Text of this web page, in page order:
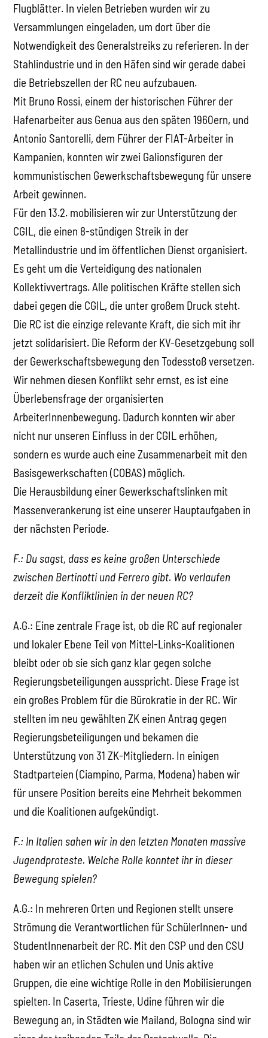
Flugblätter. In vielen Betrieben wurden wir zu
Versammlungen eingeladen, um dort über die
Notwendigkeit des Generalstreiks zu referieren. In der
Stahlindustrie und in den Häfen sind wir gerade dabei
die Betriebszellen der RC neu aufzubauen.
Mit Bruno Rossi, einem der historischen Führer der
Hafenarbeiter aus Genua aus den späten 1960ern, und
Antonio Santorelli, dem Führer der FIAT-Arbeiter in
Kampanien, konnten wir zwei Galionsfiguren der
kommunistischen Gewerkschaftsbewegung für unsere
Arbeit gewinnen.
Für den 13.2. mobilisieren wir zur Unterstützung der
CGIL, die einen 8-stündigen Streik in der
Metallindustrie und im öffentlichen Dienst organisiert.
Es geht um die Verteidigung des nationalen
Kollektivvertrags. Alle politischen Kräfte stellen sich
dabei gegen die CGIL, die unter großem Druck steht.
Die RC ist die einzige relevante Kraft, die sich mit ihr
jetzt solidarisiert. Die Reform der KV-Gesetzgebung soll
der Gewerkschaftsbewegung den Todesstoß versetzen.
Wir nehmen diesen Konflikt sehr ernst, es ist eine
Überlebensfrage der organisierten
ArbeiterInnenbewegung. Dadurch konnten wir aber
nicht nur unseren Einfluss in der CGIL erhöhen,
sondern es wurde auch eine Zusammenarbeit mit den
Basisgewerkschaften (COBAS) möglich.
Die Herausbildung einer Gewerkschaftslinken mit
Massenverankerung ist eine unserer Hauptaufgaben in
der nächsten Periode.
F.: Du sagst, dass es keine großen Unterschiede
zwischen Bertinotti und Ferrero gibt. Wo verlaufen
derzeit die Konfliktlinien in der neuen RC?
A.G.: Eine zentrale Frage ist, ob die RC auf regionaler
und lokaler Ebene Teil von Mittel-Links-Koalitionen
bleibt oder ob sie sich ganz klar gegen solche
Regierungsbeteiligungen ausspricht. Diese Frage ist
ein großes Problem für die Bürokratie in der RC. Wir
stellten im neu gewählten ZK einen Antrag gegen
Regierungsbeteiligungen und bekamen die
Unterstützung von 31 ZK-Mitgliedern. In einigen
Stadtparteien (Ciampino, Parma, Modena) haben wir
für unsere Position bereits eine Mehrheit bekommen
und die Koalitionen aufgekündigt.
F.: In Italien sahen wir in den letzten Monaten massive
Jugendproteste. Welche Rolle konntet ihr in dieser
Bewegung spielen?
A.G.: In mehreren Orten und Regionen stellt unsere
Strömung die Verantwortlichen für SchülerInnen- und
StudentInnenarbeit der RC. Mit den CSP und den CSU
haben wir an etlichen Schulen und Unis aktive
Gruppen, die eine wichtige Rolle in den Mobilisierungen
spielten. In Caserta, Trieste, Udine führen wir die
Bewegung an, in Städten wie Mailand, Bologna sind wir